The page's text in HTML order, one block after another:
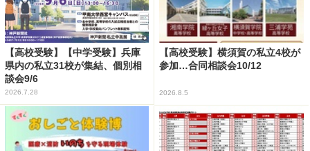
【高校受験】【中学受験】兵庫
県内の私立31校が集結、個別相
談会9/6
2026.7.28
【高校受験】横須賀の私立4校が
参加…合同相談会10/12
2026.8.5